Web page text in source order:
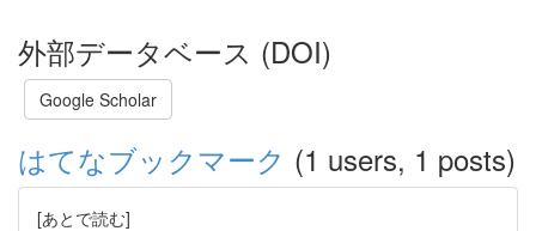
外部データベース (DOI)
Google Scholar
はてなブックマーク (1 users, 1 posts)
[あとで読む]